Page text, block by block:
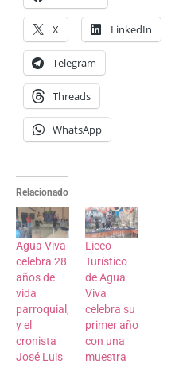
X LinkedIn
Telegram
Threads
WhatsApp
Relacionado
Agua Viva
celebra 28
años de
vida
parroquial,
y el
cronista
José Luis
Liceo
Turístico
de Agua
Viva
celebra su
primer año
con una
muestra